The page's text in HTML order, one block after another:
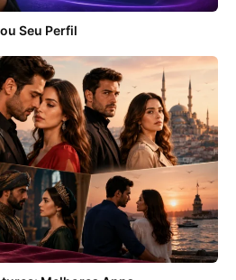
Seu Perfil